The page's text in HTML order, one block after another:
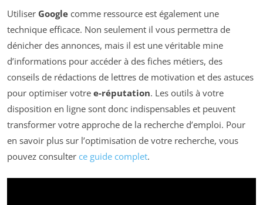
Utiliser Google comme ressource est également une
technique efficace. Non seulement il vous permettra de
dénicher des annonces, mais il est une véritable mine
d’informations pour accéder à des fiches métiers, des
conseils de rédactions de lettres de motivation et des astuces
pour optimiser votre e-réputation. Les outils à votre
disposition en ligne sont donc indispensables et peuvent
transformer votre approche de la recherche d’emploi. Pour
en savoir plus sur l’optimisation de votre recherche, vous
pouvez consulter ce guide complet.